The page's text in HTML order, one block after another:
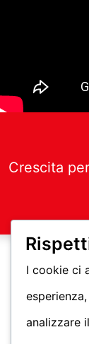
Crescita
I cookie ci
analizzare